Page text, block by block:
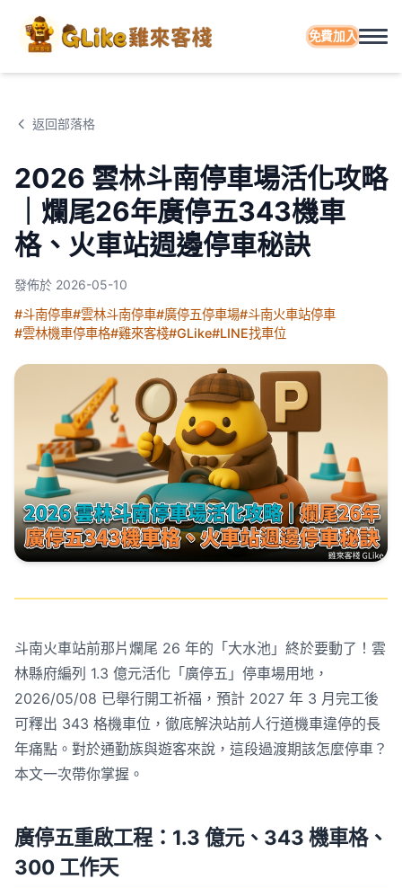
免費加入
返回部落格
2026 雲林斗南停車場活化攻略
｜爛尾26年廣停五343機車
格、火車站週邊停車秘訣
發佈於 2026-05-10
#斗南停車#雲林斗南停車#廣停五停車場#斗南火車站停車
#雲林機車停車格#雞來客棧#GLike#LINE找車位
斗南火車站前那片爛尾 26 年的「大水池」終於要動了！雲
林縣府編列 1.3 億元活化「廣停五」停車場用地，
2026/05/08 已舉行開工祈福，預計 2027 年 3 月完工後
可釋出 343 格機車位，徹底解決站前人行道機車違停的長
年痛點。對於通勤族與遊客來說，這段過渡期該怎麼停車？
本文一次帶你掌握。
廣停五重啟工程：1.3 億元、343 機車格、
300 工作天